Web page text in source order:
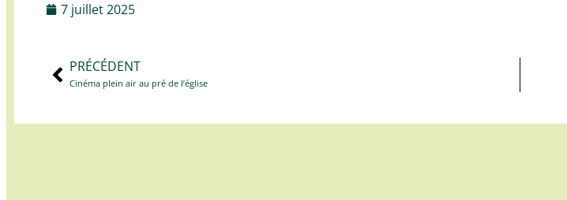
7 juillet 2025
PRÉCÉDENT
Cinéma plein air au pré de l’église